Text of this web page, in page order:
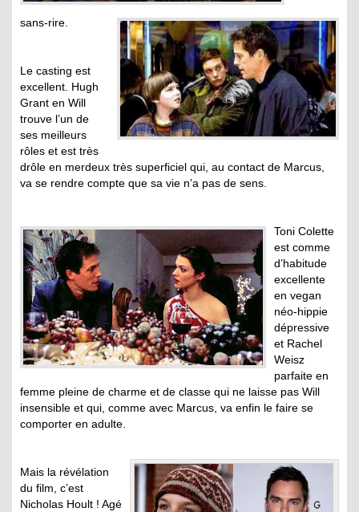
sans-rire.
Le casting est
excellent. Hugh
Grant en Will
trouve l’un de
ses meilleurs
rôles et est très
drôle en merdeux très superficiel qui, au contact de Marcus,
va se rendre compte que sa vie n’a pas de sens.
Toni Colette
est comme
d’habitude
excellente
en vegan
néo-hippie
dépressive
et Rachel
Weisz
parfaite en
femme pleine de charme et de classe qui ne laisse pas Will
insensible et qui, comme avec Marcus, va enfin le faire se
comporter en adulte.
Mais la révélation
du film, c’est
Nicholas Hoult ! Agé